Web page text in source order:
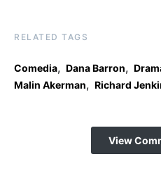
RELATED TAGS
Comedia, Dana Barron,
Malin Akerman, Richard
View